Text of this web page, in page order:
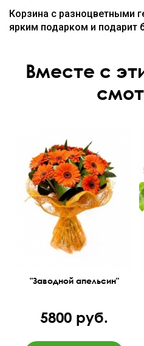
Корзина с разноцветными
ярким подарком и подарит
Вместе с
"Заводной апельсин"
5800 руб.